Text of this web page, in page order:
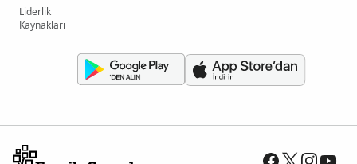
Liderlik
Kaynakları